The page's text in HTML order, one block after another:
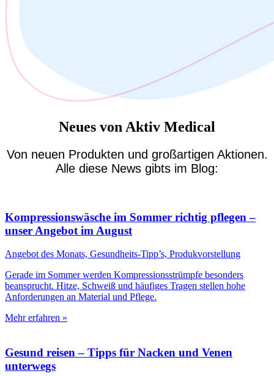
Neues von Aktiv Medical
Von neuen Produkten und großartigen Aktionen.
Alle diese News gibts im Blog:
Kompressionswäsche im Sommer richtig pflegen –
unser Angebot im August
Angebot des Monats, Gesundheits-Tipp’s, Produkvorstellung
Gerade im Sommer werden Kompressionsstrümpfe besonders
beansprucht. Hitze, Schweiß und häufiges Tragen stellen hohe
Anforderungen an Material und Pflege.
Mehr erfahren »
Gesund reisen – Tipps für Nacken und Venen
unterwegs